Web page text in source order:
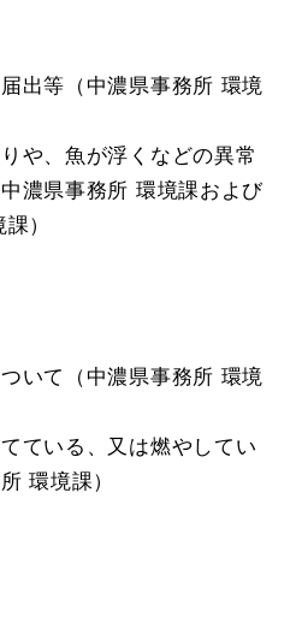
出等（中濃県事務所 環境
や、魚が浮くなどの異常
濃県事務所 環境課および
）
いて（中濃県事務所 環境
ている、又は燃やしてい
環境課）